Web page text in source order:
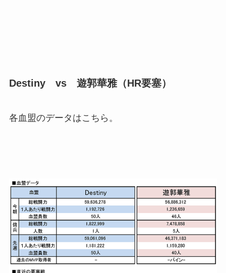
Destiny vs 遊郭華雅（HR要塞）
各血盟のデータはこちら。